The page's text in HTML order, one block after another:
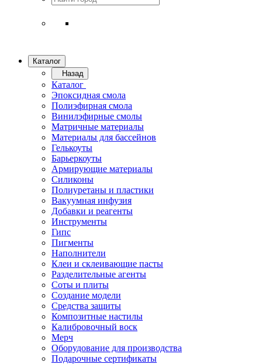
Каталог
Назад
Каталог
Эпоксидная смола
Полиэфирная смола
Винилэфирные смолы
Матричные материалы
Материалы для бассейнов
Гелькоуты
Барьеркоуты
Армирующие материалы
Силиконы
Полиуретаны и пластики
Вакуумная инфузия
Добавки и реагенты
Инструменты
Гипс
Пигменты
Наполнители
Клеи и склеивающие пасты
Разделительные агенты
Соты и плиты
Создание модели
Средства защиты
Композитные настилы
Калибровочный воск
Мерч
Оборудование для производства
Подарочные сертификаты